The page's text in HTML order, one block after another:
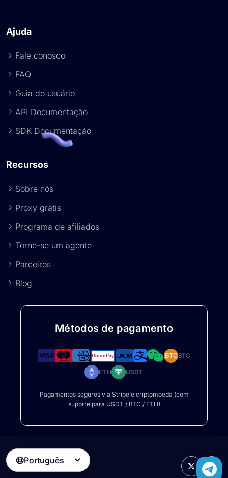
Ajuda
Fale conosco
FAQ
Guia do usuário
API Documentação
SDK Documentação
Recursos
Sobre nós
Proxy grátis
Programa de afiliados
Torne-se um agente
Parceiros
Blog
Métodos de pagamento
BTCBTC
ETH USDT
Pagamentos seguros via Stripe e criptomoeda (com
suporte para USDT / BTC / ETH)
Português 